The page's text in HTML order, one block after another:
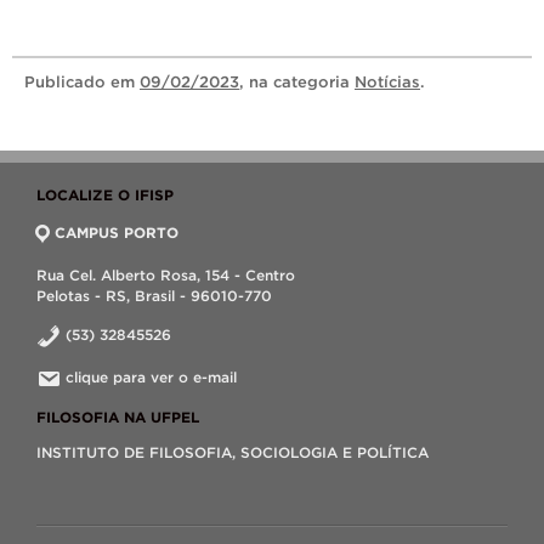
Publicado em 09/02/2023, na categoria Notícias.
LOCALIZE O IFISP
CAMPUS PORTO
Rua Cel. Alberto Rosa, 154 - Centro
Pelotas - RS, Brasil - 96010-770
(53) 32845526
clique para ver o e-mail
FILOSOFIA NA UFPEL
INSTITUTO DE FILOSOFIA, SOCIOLOGIA E POLÍTICA